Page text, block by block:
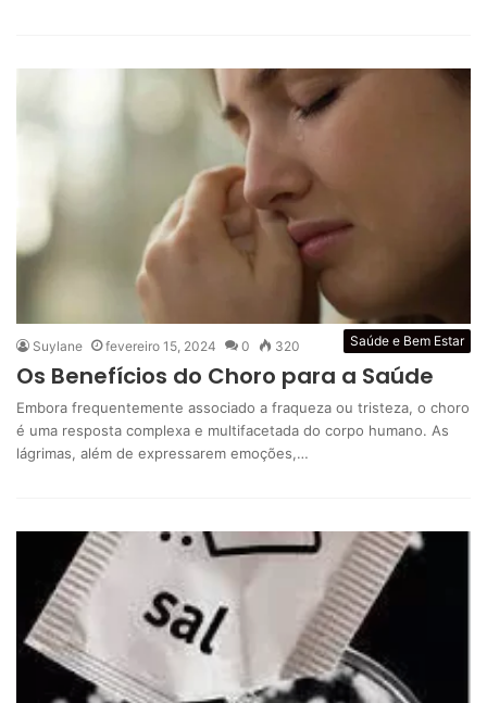
Saúde e Bem Estar
Suylane fevereiro 15, 2024 0 320
Os Benefícios do Choro para a Saúde
Embora frequentemente associado a fraqueza ou tristeza, o choro
é uma resposta complexa e multifacetada do corpo humano. As
lágrimas, além de expressarem emoções,…